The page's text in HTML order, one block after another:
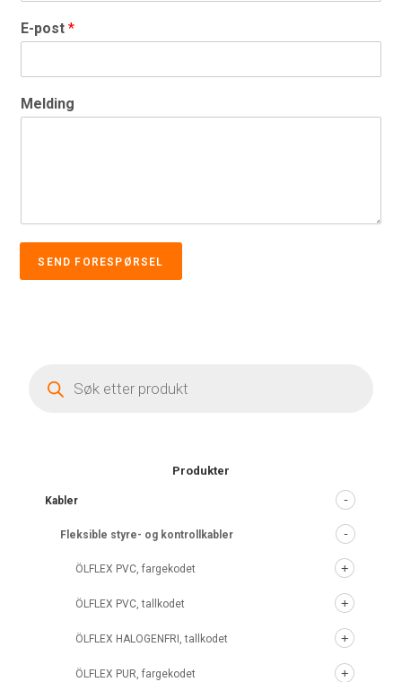
E-post*
Melding
SEND FORESPØRSEL
search
Produkter
Kabler
Fleksible styre- og kontrollkabler
ÖLFLEX PVC, fargekodet
ÖLFLEX PVC, tallkodet
ÖLFLEX HALOGENFRI, tallkodet
ÖLFLEX PUR, fargekodet